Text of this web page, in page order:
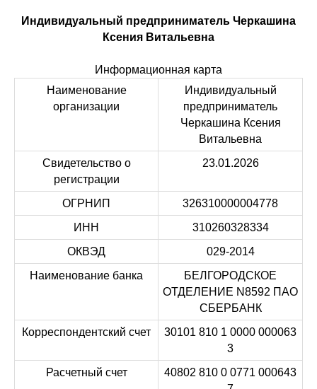
Индивидуальный предприниматель Черкашина
Ксения Витальевна
Информационная карта
Наименование
организации
Индивидуальный
предприниматель
Черкашина Ксения
Витальевна
Свидетельство о
регистрации
23.01.2026
ОГРНИП
326310000004778
ИНН
310260328334
ОКВЭД
029-2014
Наименование банка
БЕЛГОРОДСКОЕ
ОТДЕЛЕНИЕ N8592 ПАО
СБЕРБАНК
Корреспондентский счет
30101 810 1 0000 000063
3
Расчетный счет
40802 810 0 0771 000643